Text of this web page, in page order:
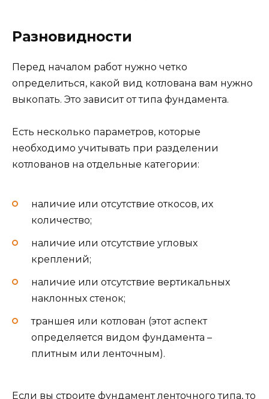
Разновидности
Перед началом работ нужно четко
определиться, какой вид котлована вам нужно
выкопать. Это зависит от типа фундамента.
Есть несколько параметров, которые
необходимо учитывать при разделении
котлованов на отдельные категории:
наличие или отсутствие откосов, их
количество;
наличие или отсутствие угловых
креплений;
наличие или отсутствие вертикальных
наклонных стенок;
траншея или котлован (этот аспект
определяется видом фундамента –
плитным или ленточным).
Если вы строите фундамент ленточного типа, то